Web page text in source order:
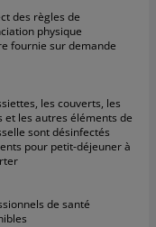
des règles de
physique
fournie sur demande
les couverts, les
et les autres éléments de
sont désinfectés
pour petit-déjeuner à
de santé